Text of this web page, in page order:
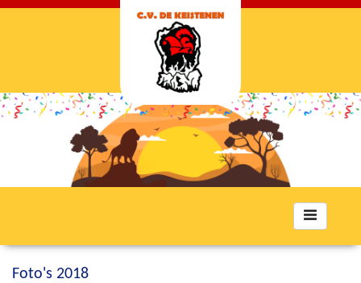
Toggle
navigation
Foto's 2018